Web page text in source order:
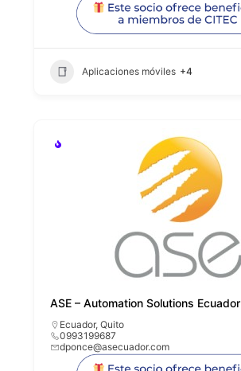
Aplicaciones móviles +4
ASE – Automation Solutions Ecuador
Ecuador,Quito
0993199687
dponce@asecuador.com